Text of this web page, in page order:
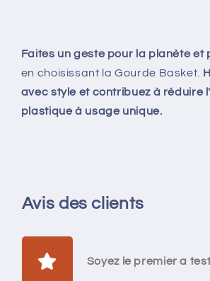
Faites un geste pour la planète et
en choisissant la Gourde Basket.
avec style et contribuez à réduire
plastique à usage unique.
Avis des clients
Soyez le premier a